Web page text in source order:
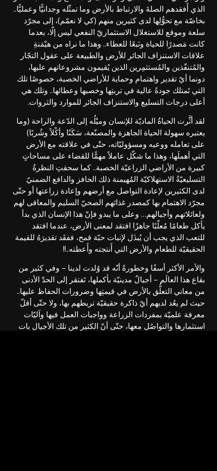
الذي أَفقدهم الصلةَ والارتباط بالأرض وما تمثّله وجدانيًّا وعمليًّا..
بخاصّة مع تحوُّلِها لدى كثيرين منهم (كي لا نعمّم)، إلى مجرّد
سلعة وموقع للاستغلال الاستثماريّ النفعي ليس إلّا، بعدما
كانت مَصدرًا للحياة ونَبعًا للعطاء.. وهذا ما نراه من هيْمَنةِ
علاقات الاستنزاف الجائر للأرض والطبيعة على عقول التجّار
والمُتنفّذين والمُستثمِرين الذين يُقيمون مشروعاتهم عليها،
دونما أيّ تقدير واهتمام وحماية للأراضي الخصبة، خصوصًا تلك
التي تَمتلك جودةً عالية في تربتِها وخصبها وعطائها.. وتلك هي
أعلى درجات التسليع والاستنزاف الجائر للموارد والثروات.
لقد أثَّرت الحياةُ الماديّة للإنسان وميْلُه إلى الدّعة والراحة (وما
يعتبره سهولة الحياة الجاهزة والمصنّعة، سَكَنًا وأكْلاً وشُربًا)
على تعامله ووعيه ومسؤوليّاته، حتّى في علاقته مع الأرض
التي أهملَها، وهذا ما شكّل عاملاً مهمًّا للقضاء على مساحاتٍ
كبيرة من الأراضي الزراعيّة الخصبة.. كما سحقتِ النظرةُ
التسليعيّةُ الاستهلاكيّة المُهيمنة ذلك الحافز والدافع الضمنيّ
لدى الكثيرين لإعادة التواصل مع أرضهم وإعادة زراعتها أو حتّى
مجرّد الاهتمام بها كمصدر غذائهم الصحيّ السليم والمعافى لهم
ولعائلاتهم وأجيالهم… وعلى ما يبدو فإنّ هذا الإنسان الذي بدأ
يأكل طعامًا مُعلّبًا جاهزًا افتقد لمعنى الأرض، عندما افتقد
للتعب الذي يجب أن يُبذَل لإنبات حبّة قمح، ففقَد تقديرَهُ للقيمة
الحقيقيّة للطعام والأرض التي أَنتجته وأَعطته..!!
والأمر الأكثر أسفًا وخطورةً أنّه قد وُلدت لدينا – وفي كثير من
بقاع هذا العالَم – أجيالٌ مدينيّة بأكملها، تَفتقر إلى الحدّ الأدنى
من معاني التعلُّق بالأرض في قيمتِها وضرورات الحفاظ عليها..
حيث لم يعُد لديهم أيّ ذاكرة حقيقيّة تربطهم بها، ولا حتّى أقلّ
معرفة علميّة بمفردات الزراعة وواجبات العمل فيها وآليّات
استثمارها والتواصُل معها، حتّى أنّ الكثير من تلك الأجيال بات